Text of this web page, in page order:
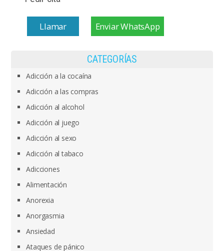
Llamar Enviar WhatsApp
CATEGORÍAS
Adicción a la cocaína
Adicción a las compras
Adicción al alcohol
Adicción al juego
Adicción al sexo
Adicción al tabaco
Adicciones
Alimentación
Anorexia
Anorgasmia
Ansiedad
Ataques de pánico